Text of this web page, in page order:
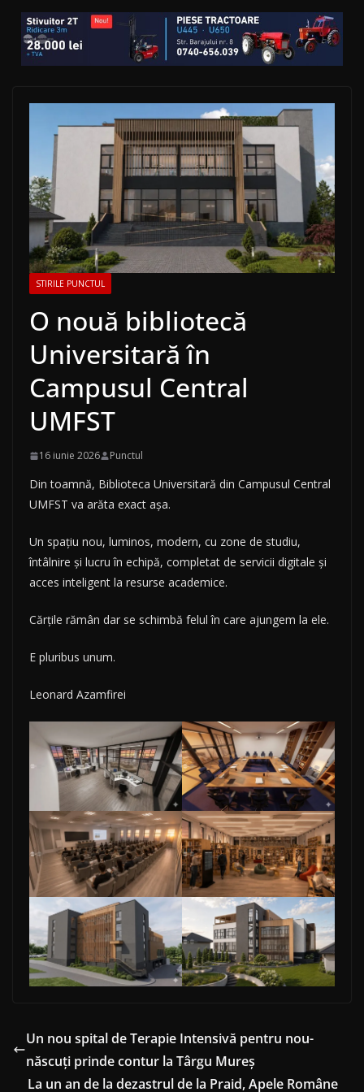
STIRILE PUNCTUL
O nouă bibliotecă
Universitară în
Campusul Central
UMFST
16 iunie 2026 Punctul
Din toamnă, Biblioteca Universitară din Campusul Central
UMFST va arăta exact așa.
Un spațiu nou, luminos, modern, cu zone de studiu,
întâlnire și lucru în echipă, completat de servicii digitale și
acces inteligent la resurse academice.
Cărțile rămân dar se schimbă felul în care ajungem la ele.
E pluribus unum.
Leonard Azamfirei
Un nou spital de Terapie Intensivă pentru nou-
născuți prinde contur la Târgu Mureș
La un an de la dezastrul de la Praid, Apele Române